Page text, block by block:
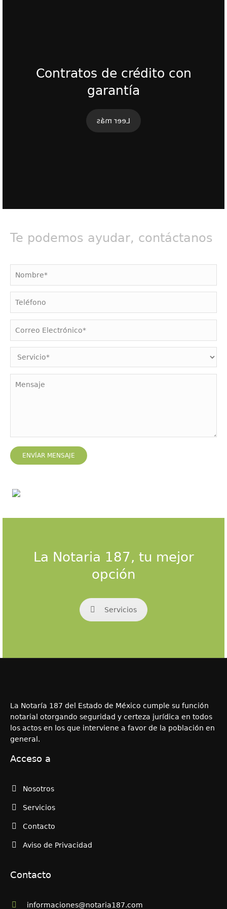
Contratos de crédito con
garantía
INFONAVIT, FOVISSSTE, SOFOM y particulares.
Leer más
Te podemos ayudar, contáctanos
La Notaria 187, tu mejor
opción
Servicios
La Notaría 187 del Estado de México cumple su función
notarial otorgando seguridad y certeza jurídica en todos
los actos en los que interviene a favor de la población en
general.
Acceso a
Nosotros
Servicios
Contacto
Aviso de Privacidad
Contacto
informaciones@notaria187.com